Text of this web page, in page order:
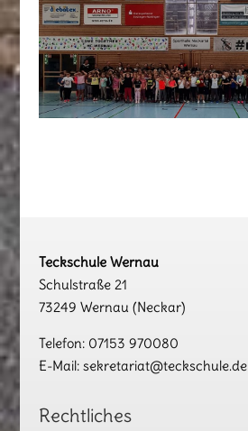
Teckschule Wernau
Schulstraße 21
73249 Wernau (Neckar)
Telefon: 07153 970080
E-Mail: sekretariat@teckschule.de
Rechtliches